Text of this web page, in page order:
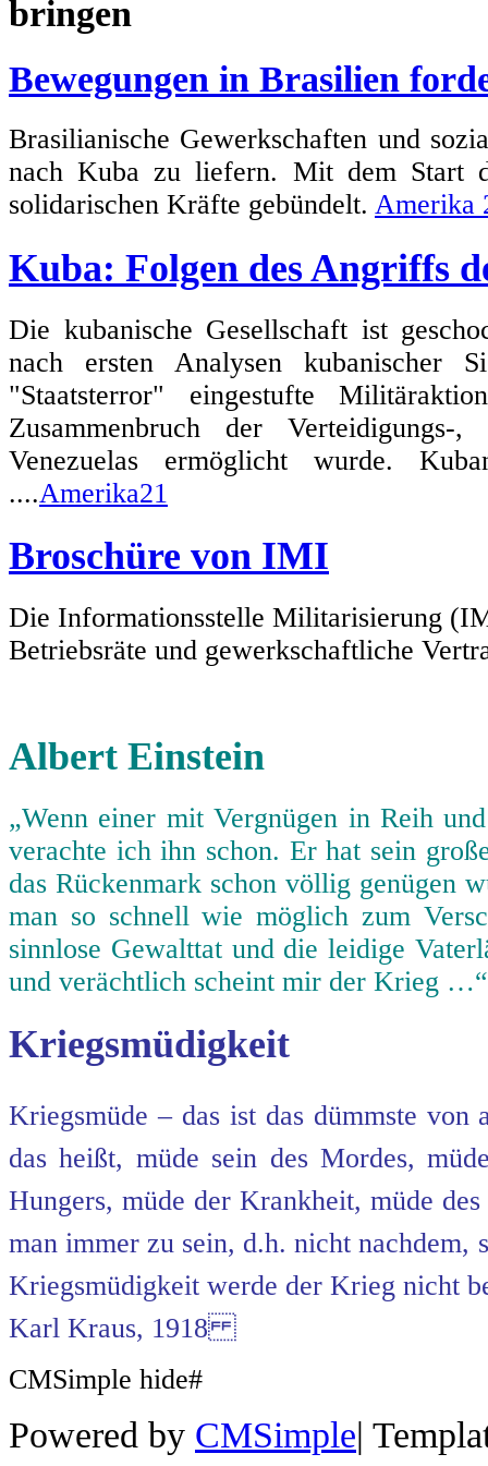
Bewegungen in Brasilien
Brasilianische Gewerkschaften und
nach Kuba zu liefern. Mit dem Start
solidarischen Kräfte gebündelt. Amerika
Kuba: Folgen des Angriffs
Die kubanische Gesellschaft ist
nach ersten Analysen kubanischer
"Staatsterror" eingestufte
Zusammenbruch der Verteidigungs-,
Venezuelas ermöglicht wurde.
....Amerika21
Broschüre von IMI
Die Informationsstelle Militarisierung
Betriebsräte und gewerkschaftliche
Albert Einstein
„Wenn einer mit Vergnügen in Reih
verachte ich ihn schon. Er hat sein
das Rückenmark schon völlig genügen
man so schnell wie möglich zum
sinnlose Gewalttat und die leidige
und verächtlich scheint mir der Krieg
Kriegsmüdigkeit
Kriegsmüde – das ist das dümmste
das heißt, müde sein des Mordes,
Hungers, müde der Krankheit, müde
man immer zu sein, d.h. nicht nachdem,
Kriegsmüdigkeit werde der Krieg nicht
Karl Kraus, 1918
CMSimple hide#
Powered by CMSimple|